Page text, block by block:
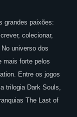
grandes paixões:
colecionar,
universo dos
mais forte pelos
Entre os jogos
trilogia Dark Souls,
The Last of